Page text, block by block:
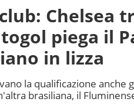
Chelsea
piega il
in lizza
la qualificazione anche
brasiliana, il